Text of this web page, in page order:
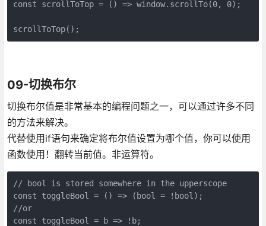
const scrollToTop = () => window.scrollTo(0, 0);
scrollToTop();
09-切换布尔
切换布尔值是非常基本的编程问题之一，可以通过许多不同
的方法来解决。
代替使用if语句来确定将布尔值设置为哪个值，你可以使用
函数使用！翻转当前值。非运算符。
// bool is stored somewhere in the upperscope
const toggleBool = () => (bool = !bool);
//or
const toggleBool = b => !b;